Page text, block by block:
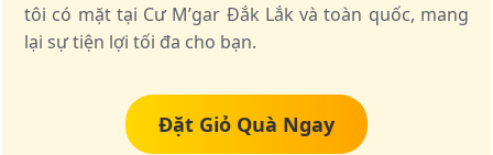
tôi có mặt tại Cư M’gar Đắk Lắk và toàn quốc, mang
lại sự tiện lợi tối đa cho bạn.
Đặt Giỏ Quà Ngay